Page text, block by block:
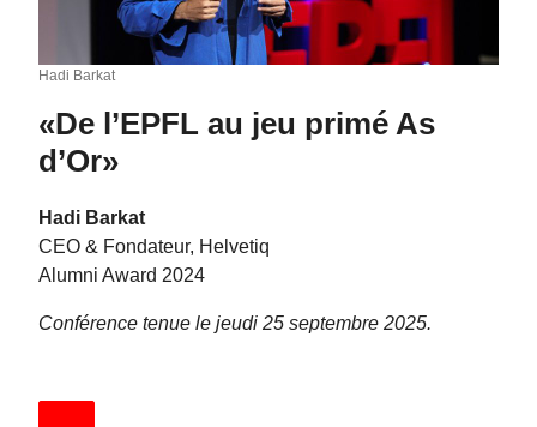
Hadi Barkat
«De l’EPFL au jeu primé As
d’Or»
Hadi Barkat
CEO & Fondateur, Helvetiq
Alumni Award 2024
Conférence tenue le jeudi 25 septembre 2025.